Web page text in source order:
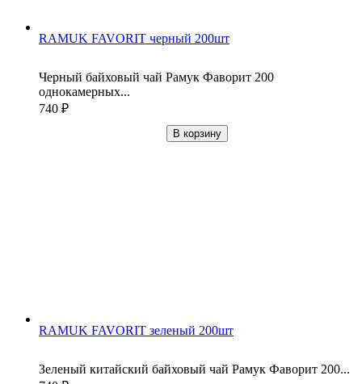
RAMUK FAVORIT черный 200шт
Черный байховый чай Рамук Фаворит 200
однокамерных...
740 ₽
В корзину
RAMUK FAVORIT зеленый 200шт
Зеленый китайский байховый чай Рамук Фаворит 200...